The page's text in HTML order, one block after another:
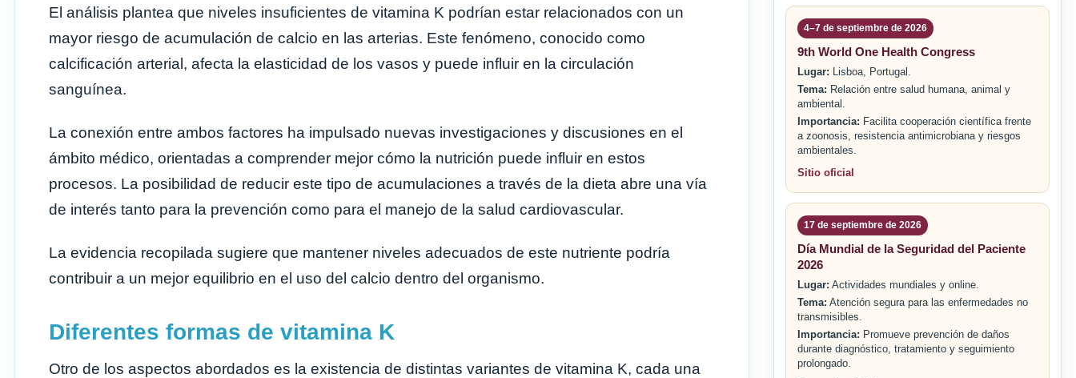
El análisis plantea que niveles insuficientes de vitamina K podrían estar relacionados con un
mayor riesgo de acumulación de calcio en las arterias. Este fenómeno, conocido como
calcificación arterial, afecta la elasticidad de los vasos y puede influir en la circulación
sanguínea.
La conexión entre ambos factores ha impulsado nuevas investigaciones y discusiones en el
ámbito médico, orientadas a comprender mejor cómo la nutrición puede influir en estos
procesos. La posibilidad de reducir este tipo de acumulaciones a través de la dieta abre una vía
de interés tanto para la prevención como para el manejo de la salud cardiovascular.
La evidencia recopilada sugiere que mantener niveles adecuados de este nutriente podría
contribuir a un mejor equilibrio en el uso del calcio dentro del organismo.
Diferentes formas de vitamina K
Otro de los aspectos abordados es la existencia de distintas variantes de vitamina K, cada una
4–7 de septiembre de 2026
9th World One Health Congress
Lugar: Lisboa, Portugal.
Tema: Relación entre salud humana, animal y
ambiental.
Importancia: Facilita cooperación científica frente
a zoonosis, resistencia antimicrobiana y riesgos
ambientales.
Sitio oficial
17 de septiembre de 2026
Día Mundial de la Seguridad del Paciente
2026
Lugar: Actividades mundiales y online.
Tema: Atención segura para las enfermedades no
transmisibles.
Importancia: Promueve prevención de daños
durante diagnóstico, tratamiento y seguimiento
prolongado.